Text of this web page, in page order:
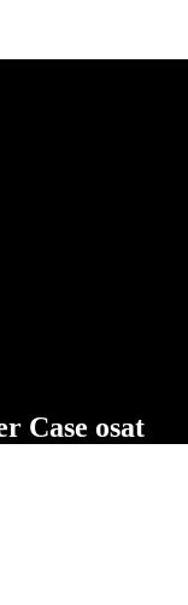
Case osat